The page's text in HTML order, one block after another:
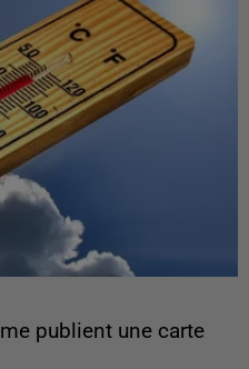
publient une carte